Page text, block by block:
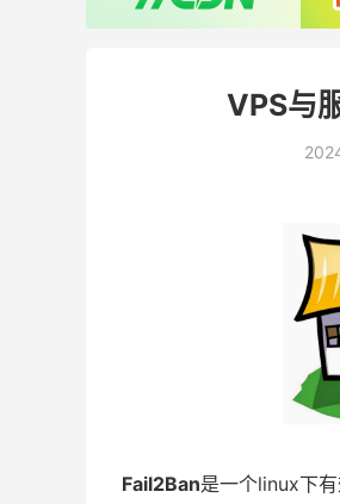
VPS与
Fail2Ban是一个linux下